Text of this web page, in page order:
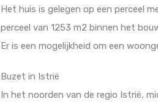
Het huis is gelegen op een perceel
perceel van 1253 m2 binnen het
Er is een mogelijkheid om een
Buzet in Istrië
In het noorden van de regio Istrië,